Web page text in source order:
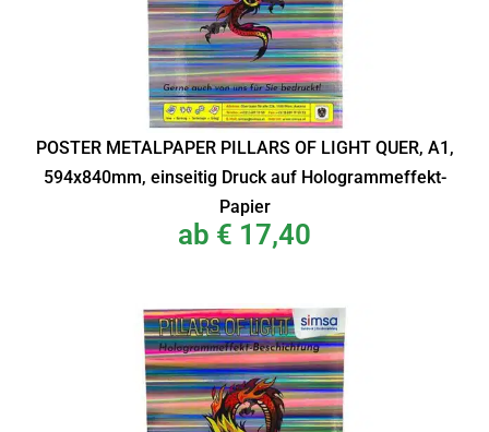
POSTER METALPAPER PILLARS OF LIGHT QUER, A1,
594x840mm, einseitig Druck auf Hologrammeffekt-
Papier
ab € 17,40